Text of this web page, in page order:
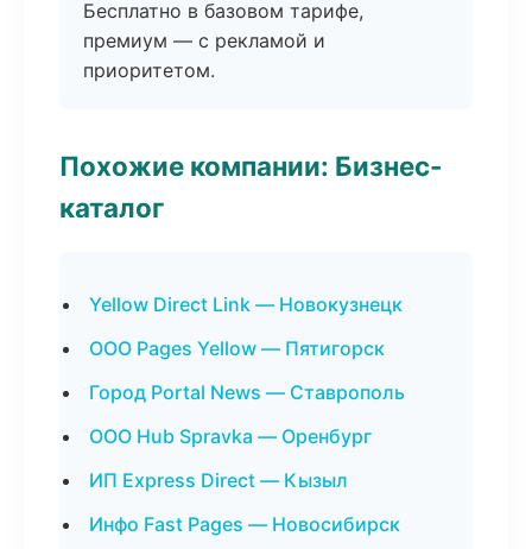
Бесплатно в базовом тарифе,
премиум — с рекламой и
приоритетом.
Похожие компании: Бизнес-
каталог
Yellow Direct Link — Новокузнецк
ООО Pages Yellow — Пятигорск
Город Portal News — Ставрополь
ООО Hub Spravka — Оренбург
ИП Express Direct — Кызыл
Инфо Fast Pages — Новосибирск